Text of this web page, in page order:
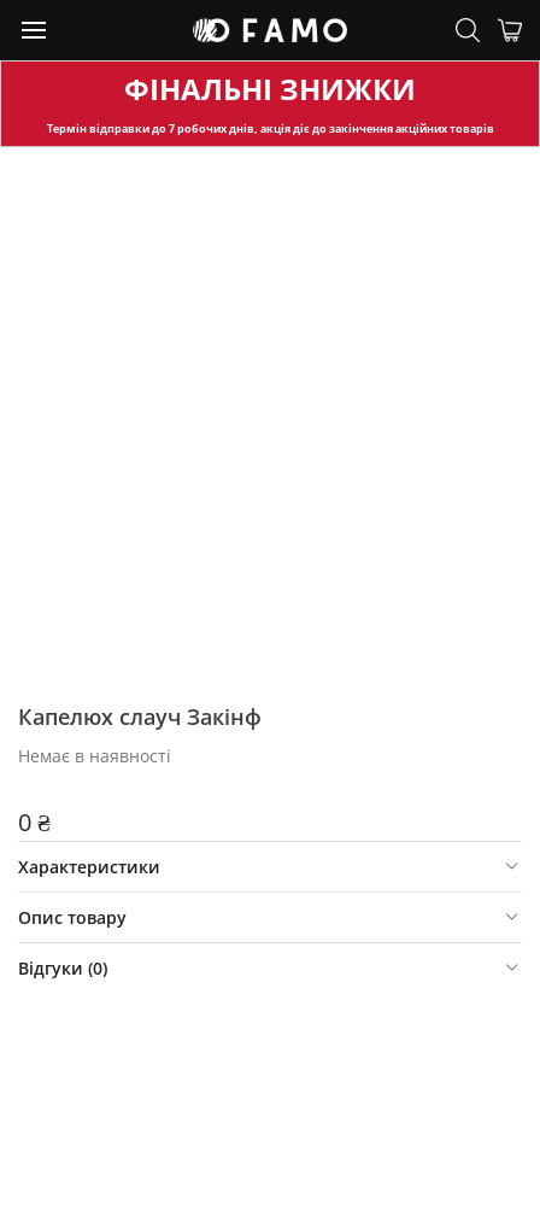
ФІНАЛЬНІ ЗНИЖКИ
Термін відправкидо 7 робочих днів, акція діє до закінчення акційних товарів
Капелюх слауч Закінф
Немає в наявності
0 ₴
Характеристики
Опис товару
Відгуки (0)